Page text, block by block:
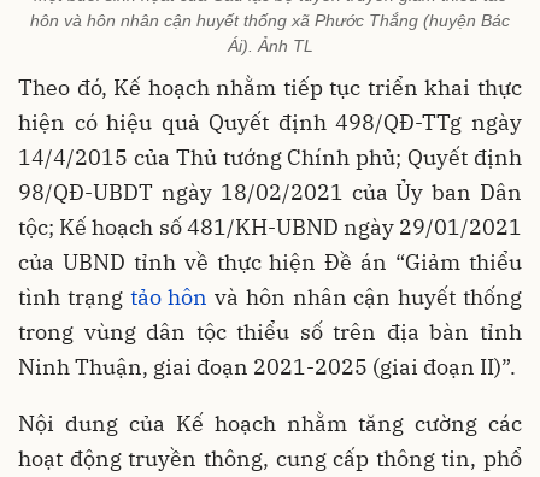
hôn và hôn nhân cận huyết thống xã Phước Thắng (huyện Bác
Ái). Ảnh TL
Theo đó, Kế hoạch nhằm tiếp tục triển khai thực
hiện có hiệu quả Quyết định 498/QĐ-TTg ngày
14/4/2015 của Thủ tướng Chính phủ; Quyết định
98/QĐ-UBDT ngày 18/02/2021 của Ủy ban Dân
tộc; Kế hoạch số 481/KH-UBND ngày 29/01/2021
của UBND tỉnh về thực hiện Đề án “Giảm thiểu
tình trạng tảo hôn và hôn nhân cận huyết thống
trong vùng dân tộc thiểu số trên địa bàn tỉnh
Ninh Thuận, giai đoạn 2021-2025 (giai đoạn II)”.
Nội dung của Kế hoạch nhằm tăng cường các
hoạt động truyền thông, cung cấp thông tin, phổ